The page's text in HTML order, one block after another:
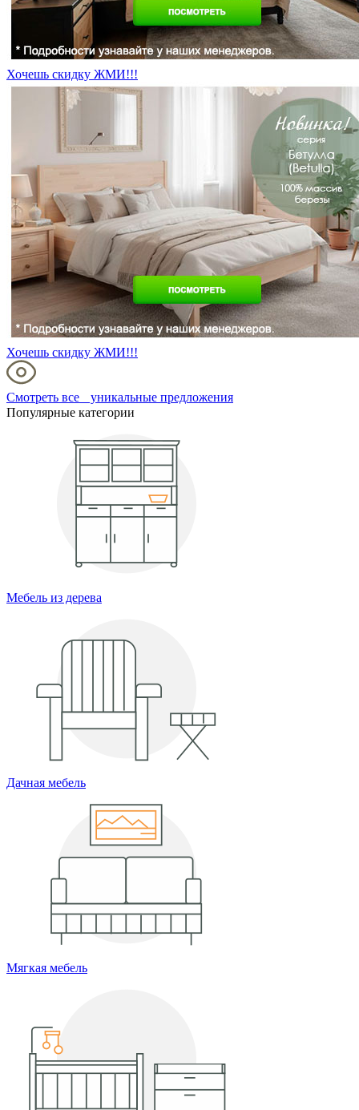
Хочешь скидку ЖМИ!!!
Хочешь скидку ЖМИ!!!
Смотреть все уникальные предложения
Популярные категории
Мебель из дерева
Дачная мебель
Мягкая мебель